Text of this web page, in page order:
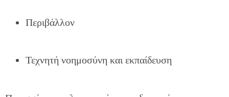
Περιβάλλον
Τεχνητή νοημοσύνη και εκπαίδευση